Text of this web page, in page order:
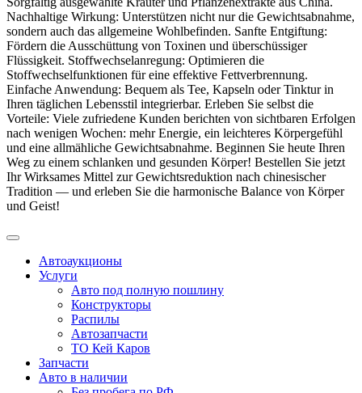
Nachhaltige Wirkung: Unterstützen nicht nur die Gewichtsabnahme,
sondern auch das allgemeine Wohlbefinden. Sanfte Entgiftung:
Fördern die Ausschüttung von Toxinen und überschüssiger
Flüssigkeit. Stoffwechselanregung: Optimieren die
Stoffwechselfunktionen für eine effektive Fettverbrennung.
Einfache Anwendung: Bequem als Tee, Kapseln oder Tinktur in
Ihren täglichen Lebensstil integrierbar. Erleben Sie selbst die
Vorteile: Viele zufriedene Kunden berichten von sichtbaren Erfolgen
nach wenigen Wochen: mehr Energie, ein leichteres Körpergefühl
und eine allmähliche Gewichtsabnahme. Beginnen Sie heute Ihren
Weg zu einem schlanken und gesunden Körper! Bestellen Sie jetzt
Ihr Wirksames Mittel zur Gewichtsreduktion nach chinesischer
Tradition — und erleben Sie die harmonische Balance von Körper
und Geist!
Автоаукционы
Услуги
Авто под полную пошлину
Конструкторы
Распилы
Автозапчасти
ТО Кей Каров
Запчасти
Авто в наличии